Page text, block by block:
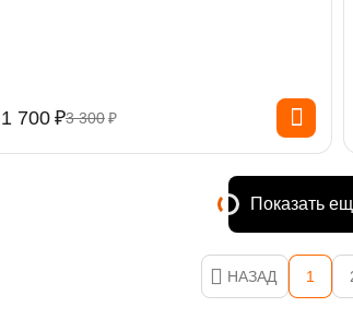
1 700 ₽3 300 ₽
Показать
НАЗАД 1